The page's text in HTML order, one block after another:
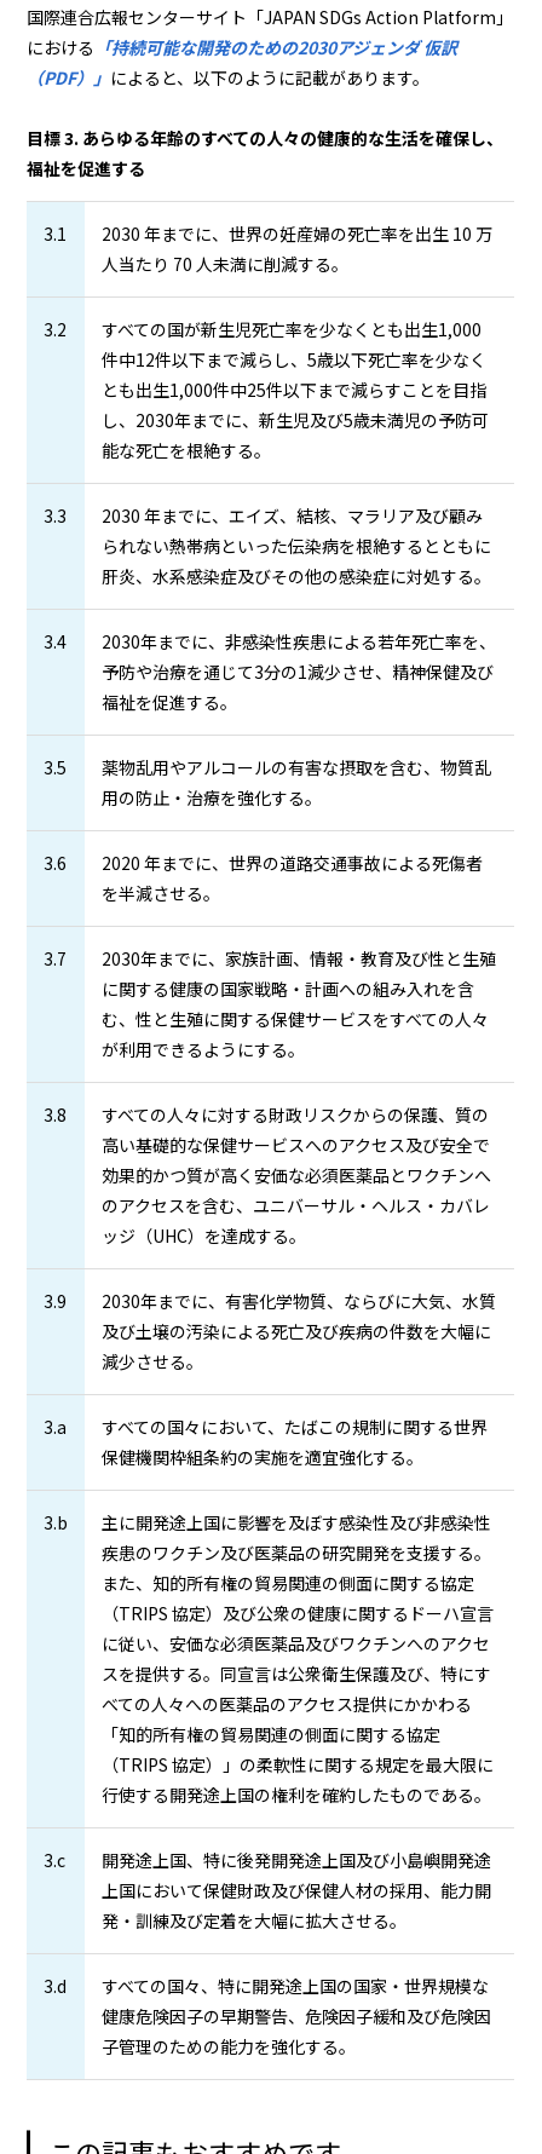
国際連合広報センターサイト「JAPAN SDGs Action Platform」
における 「持続可能な開発のための2030アジェンダ 仮訳
（PDF）」 によると、以下のように記載があります。
目標 3. あらゆる年齢のすべての人々の健康的な生活を確保し、
福祉を促進する
3.1
2030 年までに、世界の妊産婦の死亡率を出生 10 万
人当たり 70 人未満に削減する。
3.2
すべての国が新生児死亡率を少なくとも出生1,000
件中12件以下まで減らし、5歳以下死亡率を少なく
とも出生1,000件中25件以下まで減らすことを目指
し、2030年までに、新生児及び5歳未満児の予防可
能な死亡を根絶する。
3.3
2030 年までに、エイズ、結核、マラリア及び顧み
られない熱帯病といった伝染病を根絶するとともに
肝炎、水系感染症及びその他の感染症に対処する。
3.4
2030年までに、非感染性疾患による若年死亡率を、
予防や治療を通じて3分の1減少させ、精神保健及び
福祉を促進する。
3.5
薬物乱用やアルコールの有害な摂取を含む、物質乱
用の防止・治療を強化する。
3.6
2020 年までに、世界の道路交通事故による死傷者
を半減させる。
3.7
2030年までに、家族計画、情報・教育及び性と生殖
に関する健康の国家戦略・計画への組み入れを含
む、性と生殖に関する保健サービスをすべての人々
が利用できるようにする。
3.8
すべての人々に対する財政リスクからの保護、質の
高い基礎的な保健サービスへのアクセス及び安全で
効果的かつ質が高く安価な必須医薬品とワクチンへ
のアクセスを含む、ユニバーサル・ヘルス・カバレ
ッジ（UHC）を達成する。
3.9
2030年までに、有害化学物質、ならびに大気、水質
及び土壌の汚染による死亡及び疾病の件数を大幅に
減少させる。
3.a
すべての国々において、たばこの規制に関する世界
保健機関枠組条約の実施を適宜強化する。
3.b
主に開発途上国に影響を及ぼす感染性及び非感染性
疾患のワクチン及び医薬品の研究開発を支援する。
また、知的所有権の貿易関連の側面に関する協定
（TRIPS 協定）及び公衆の健康に関するドーハ宣言
に従い、安価な必須医薬品及びワクチンへのアクセ
スを提供する。同宣言は公衆衛生保護及び、特にす
べての人々への医薬品のアクセス提供にかかわる
「知的所有権の貿易関連の側面に関する協定
（TRIPS 協定）」の柔軟性に関する規定を最大限に
行使する開発途上国の権利を確約したものである。
3.c
開発途上国、特に後発開発途上国及び小島嶼開発途
上国において保健財政及び保健人材の採用、能力開
発・訓練及び定着を大幅に拡大させる。
3.d
すべての国々、特に開発途上国の国家・世界規模な
健康危険因子の早期警告、危険因子緩和及び危険因
子管理のための能力を強化する。